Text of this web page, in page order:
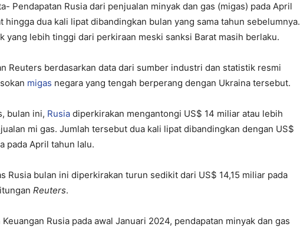
Pendapatan Rusia dari penjualan minyak dan gas (migas) pada April
hingga dua kali lipat dibandingkan bulan yang sama tahun sebelumnya.
yang lebih tinggi dari perkiraan meski sanksi Barat masih berlaku.
Reuters berdasarkan data dari sumber industri dan statistik resmi
migas negara yang tengah berperang dengan Ukraina tersebut.
bulan ini, Rusia diperkirakan mengantongi US$ 14 miliar atau lebih
mi gas. Jumlah tersebut dua kali lipat dibandingkan dengan US$
pada April tahun lalu.
Rusia bulan ini diperkirakan turun sedikit dari US$ 14,15 miliar pada
Reuters.
Rusia pada awal Januari 2024, pendapatan minyak dan gas